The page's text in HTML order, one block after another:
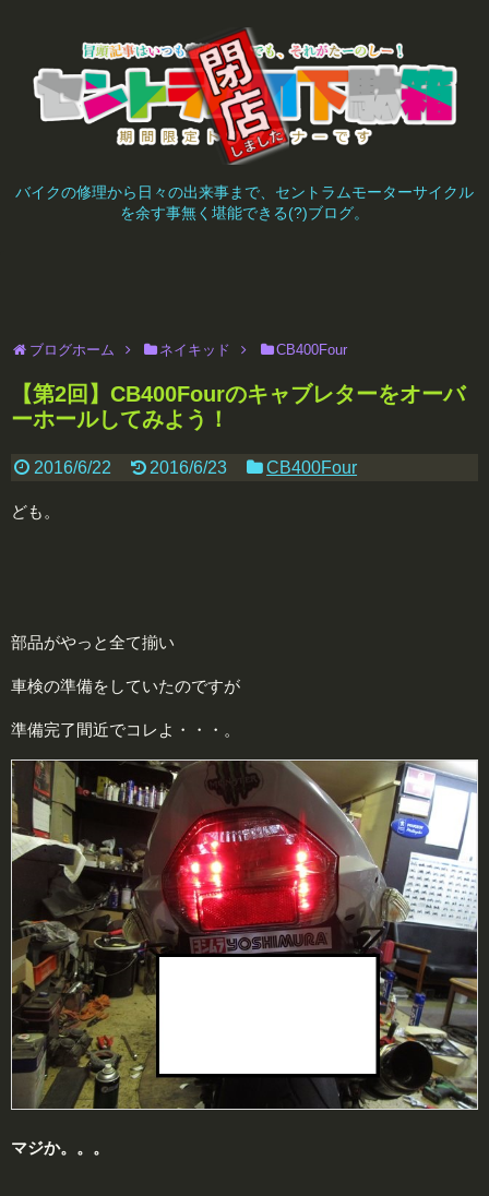
バイクの修理から日々の出来事まで、セントラムモーターサイクル
を余す事無く堪能できる(?)ブログ。
ブログホーム ネイキッド CB400Four
【第2回】CB400Fourのキャブレターをオーバ
ーホールしてみよう！
2016/6/22 2016/6/23 CB400Four
ども。
部品がやっと全て揃い
車検の準備をしていたのですが
準備完了間近でコレよ・・・。
マジか。。。